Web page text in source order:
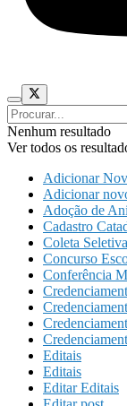
Nenhum resultado
Ver todos os
Adicionar
Adicionar
Adoção de
Cadastro
Coleta Seletiva
Concurso
Conferência
Editais
Editais
Editar Editais